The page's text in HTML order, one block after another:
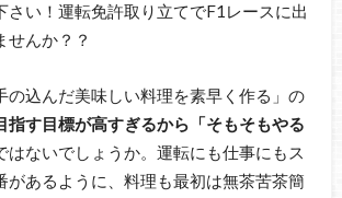
さい！運転免許取り立てでF1レースに出
せんか？？
の込んだ美味しい料理を素早く作る」の
指す目標が高すぎるから「そもそもやる
はないでしょうか。運転にも仕事にもス
があるように、料理も最初は無茶苦茶簡